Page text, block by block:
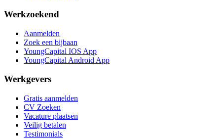
Werkzoekend
Aanmelden
Zoek een bijbaan
YoungCapital IOS App
YoungCapital Android App
Werkgevers
Gratis aanmelden
CV Zoeken
Vacature plaatsen
Veilig betalen
Testimonials